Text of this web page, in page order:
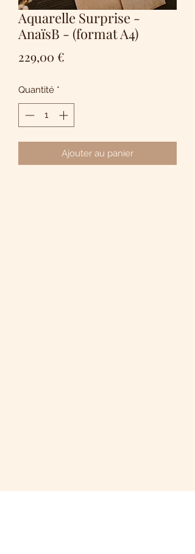
Aquarelle Surprise -
AnaïsB - (format A4)
229,00 €
Quantité *
Ajouter au panier